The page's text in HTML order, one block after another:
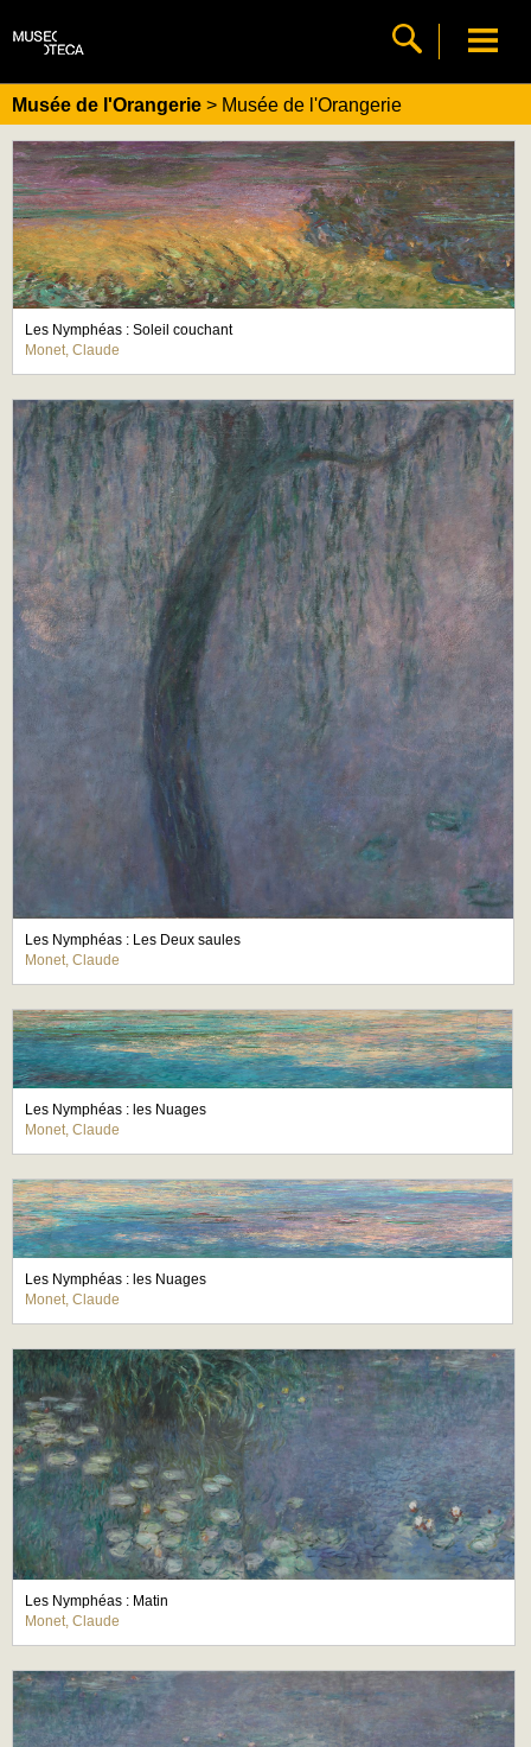
Musée de l'Orangerie > Musée de l'Orangerie
Les Nymphéas : Soleil couchant
Monet, Claude
Les Nymphéas : Les Deux saules
Monet, Claude
Les Nymphéas : les Nuages
Monet, Claude
Les Nymphéas : les Nuages
Monet, Claude
Les Nymphéas : Matin
Monet, Claude